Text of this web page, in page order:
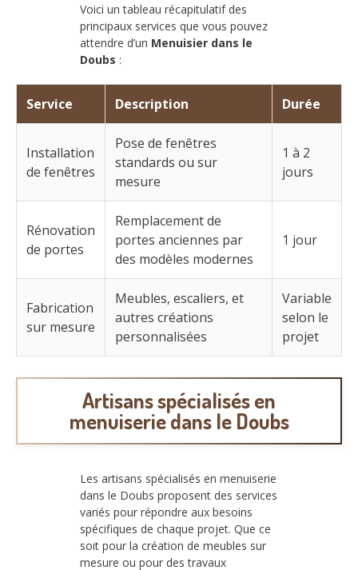
Voici un tableau récapitulatif des
principaux services que vous pouvez
attendre d’un Menuisier dans le
Doubs :
Service Description Durée
Installation
de fenêtres
Pose de fenêtres
standards ou sur
mesure
1 à 2
jours
Rénovation
de portes
Remplacement de
portes anciennes par
des modèles modernes
1 jour
Fabrication
sur mesure
Meubles, escaliers, et
autres créations
personnalisées
Variable
selon le
projet
Artisans spécialisés en
menuiserie dans le Doubs
Les artisans spécialisés en menuiserie
dans le Doubs proposent des services
variés pour répondre aux besoins
spécifiques de chaque projet. Que ce
soit pour la création de meubles sur
mesure ou pour des travaux